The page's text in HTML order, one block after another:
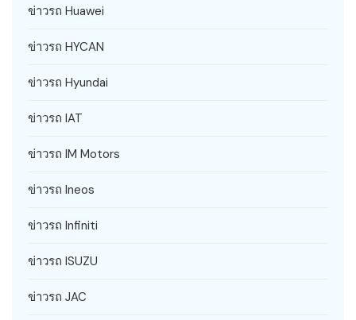
ข่าวรถ Huawei
ข่าวรถ HYCAN
ข่าวรถ Hyundai
ข่าวรถ IAT
ข่าวรถ IM Motors
ข่าวรถ Ineos
ข่าวรถ Infiniti
ข่าวรถ ISUZU
ข่าวรถ JAC